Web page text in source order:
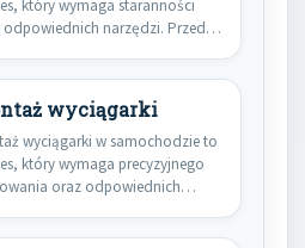
który wymaga staranności
odpowiednich narzędzi. Przed
wyciągarki
wyciągarki w samochodzie to
który wymaga precyzyjnego
oraz odpowiednich